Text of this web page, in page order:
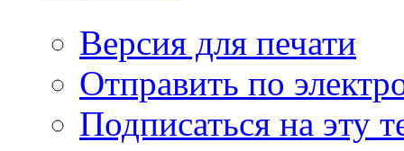
Версия для печати
Отправить по
Подписаться на эту